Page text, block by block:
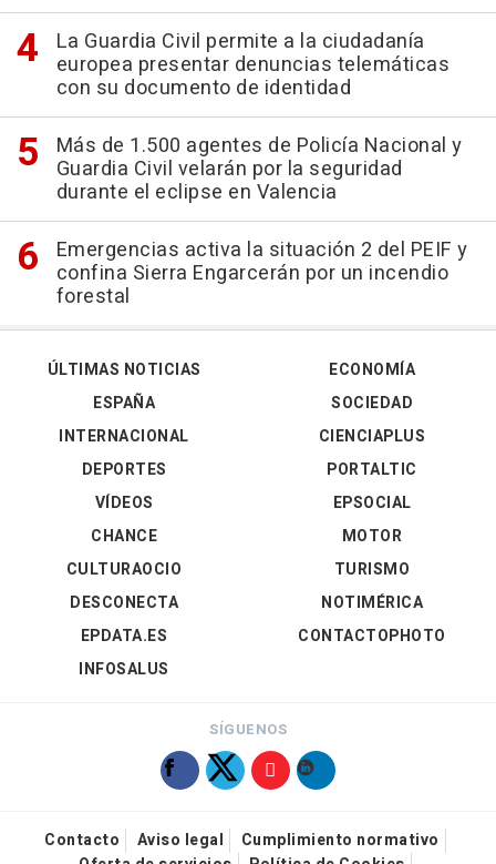
La Guardia Civil permite a la ciudadanía
europea presentar denuncias telemáticas
con su documento de identidad
Más de 1.500 agentes de Policía Nacional y
Guardia Civil velarán por la seguridad
durante el eclipse en Valencia
Emergencias activa la situación 2 del PEIF y
confina Sierra Engarcerán por un incendio
forestal
ÚLTIMAS NOTICIAS
ESPAÑA
INTERNACIONAL
DEPORTES
VÍDEOS
ECONOMÍA
SOCIEDAD
CIENCIAPLUS
PORTALTIC
EPSOCIAL
CHANCE
CULTURAOCIO
DESCONECTA
EPDATA.ES
INFOSALUS
MOTOR
TURISMO
NOTIMÉRICA
CONTACTOPHOTO
SÍGUENOS
Contacto Aviso legal
Cumplimiento normativo